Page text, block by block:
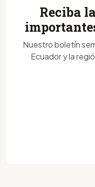
Reciba
Nuestro boletín
Ecuador y la